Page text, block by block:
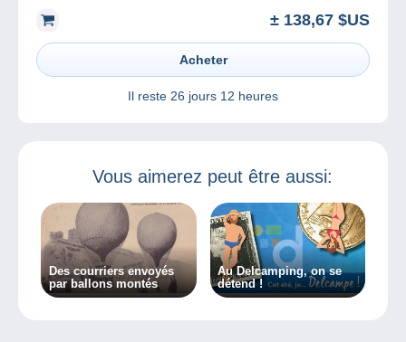
± 138,67 $US
Acheter
Il reste 26 jours 12 heures
Vous aimerez peut être aussi:
Des courriers envoyés
par ballons montés
Au Delcamping, on se
détend !